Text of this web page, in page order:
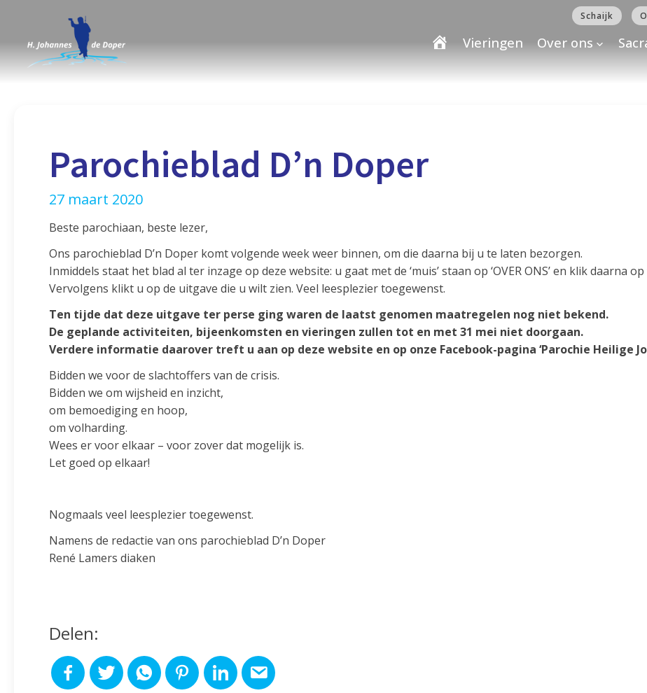
Schaijk
Vieringen Over ons
Parochieblad D’n Doper
27 maart 2020
Beste parochiaan, beste lezer,
Ons parochieblad D’n Doper komt volgende week weer binnen, om die daarna bij u te laten bezorgen.
Inmiddels staat het blad al ter inzage op deze website: u gaat met de ‘muis’ staan op ‘OVER ONS’ en klik daarna op
Vervolgens klikt u op de uitgave die u wilt zien. Veel leesplezier toegewenst.
Ten tijde dat deze uitgave ter perse ging waren de laatst genomen maatregelen nog niet bekend.
De geplande activiteiten, bijeenkomsten en vieringen zullen tot en met 31 mei niet doorgaan.
Verdere informatie daarover treft u aan op deze website en op onze Facebook-pagina ‘Parochie Heilige
Bidden we voor de slachtoffers van de crisis.
Bidden we om wijsheid en inzicht,
om bemoediging en hoop,
om volharding.
Wees er voor elkaar – voor zover dat mogelijk is.
Let goed op elkaar!
Nogmaals veel leesplezier toegewenst.
Namens de redactie van ons parochieblad D’n Doper
René Lamers diaken
Delen: